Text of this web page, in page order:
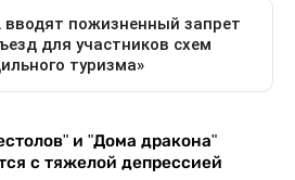
и "Дома дракона"
с тяжелой депрессией